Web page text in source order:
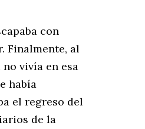
con
Finalmente, al
vivía en esa
había
el regreso del
de la